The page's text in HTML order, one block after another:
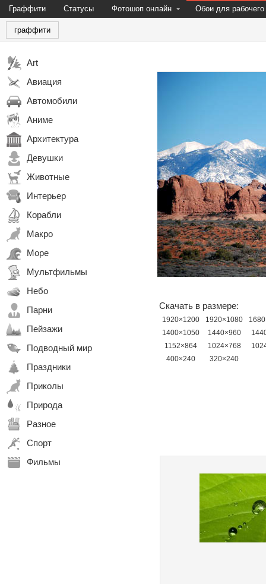
Граффити Статусы Фотошоп онлайн Обои для рабочего
граффити
Art
Авиация
Автомобили
Аниме
Архитектура
Девушки
Животные
Интерьер
Корабли
Макро
Море
Мультфильмы
Небо
Парни
Пейзажи
Подводный мир
Праздники
Приколы
Природа
Разное
Спорт
Фильмы
Скачать в размере:
1920×1200 1920×1080
1400×1050
1440×960
1152×864
1024×768
400×240
320×240